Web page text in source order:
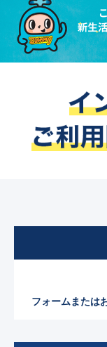
フォームまたは